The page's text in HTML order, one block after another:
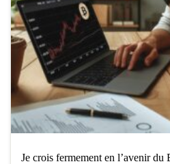
Je crois fermement en l’avenir du